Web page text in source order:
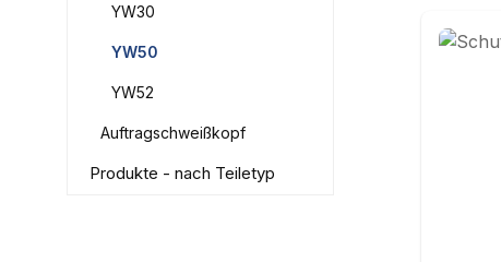
YW30
YW50
YW52
Auftragschweißkopf
Produkte - nach Teiletyp